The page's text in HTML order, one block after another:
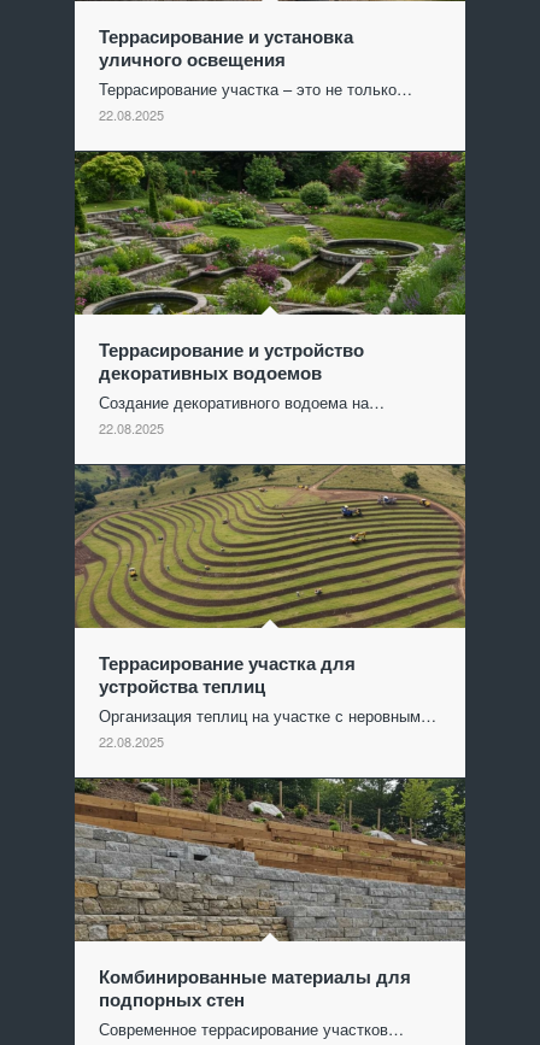
Террасирование и установка
уличного освещения
Террасирование участка – это не только…
22.08.2025
Террасирование и устройство
декоративных водоемов
Создание декоративного водоема на…
22.08.2025
Террасирование участка для
устройства теплиц
Организация теплиц на участке с неровным…
22.08.2025
Комбинированные материалы для
подпорных стен
Современное террасирование участков…